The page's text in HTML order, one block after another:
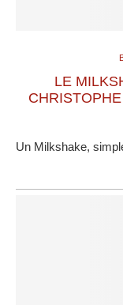
LE
Un Milkshake,